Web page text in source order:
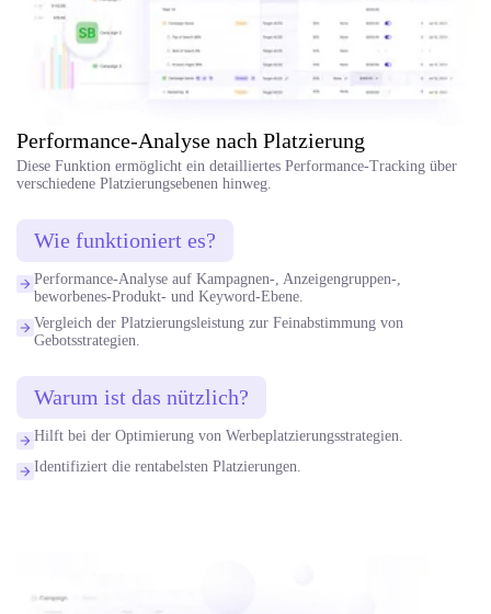
Performance-Analyse nach Platzierung
Diese Funktion ermöglicht ein detailliertes Performance-Tracking über
verschiedene Platzierungsebenen hinweg.
Wie funktioniert es?
Performance-Analyse auf Kampagnen-, Anzeigengruppen-,
beworbenes-Produkt- und Keyword-Ebene.
Vergleich der Platzierungsleistung zur Feinabstimmung von
Gebotsstrategien.
Warum ist das nützlich?
Hilft bei der Optimierung von Werbeplatzierungsstrategien.
Identifiziert die rentabelsten Platzierungen.